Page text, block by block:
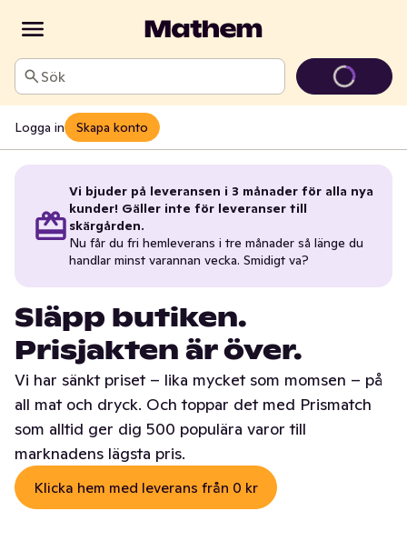
Sök
Logga in Skapa konto
Vi bjuder på leveransen i 3 månader för alla nya
kunder! Gäller inte för leveranser till
skärgården.
Nu får du fri hemleverans i tre månader så länge du
handlar minst varannan vecka. Smidigt va?
Släpp butiken.
Prisjakten är över.
Vi har sänkt priset – lika mycket som momsen – på
all mat och dryck. Och toppar det med Prismatch
som alltid ger dig 500 populära varor till
marknadens lägsta pris.
Klicka hem med leverans från 0 kr